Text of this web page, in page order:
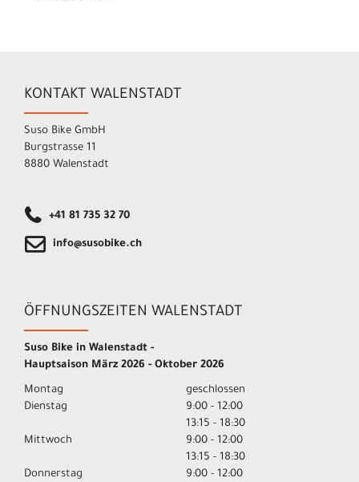
KONTAKT WALENSTADT
Suso Bike GmbH
Burgstrasse 11
8880 Walenstadt
+41 81 735 32 70
info@susobike.ch
ÖFFNUNGSZEITEN WALENSTADT
Suso Bike in Walenstadt -
Hauptsaison März 2026 - Oktober 2026
Montag
geschlossen
Dienstag
9:00 - 12:00
13:15 - 18:30
Mittwoch
9:00 - 12:00
13:15 - 18:30
Donnerstag
9:00 - 12:00